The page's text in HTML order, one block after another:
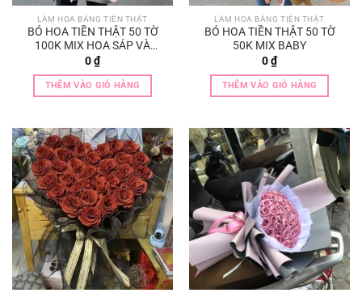
LÀM HOA BẰNG TIỀN THẬT
BÓ HOA TIỀN THẬT 50 TỜ
100K MIX HOA SÁP VÀ
BABY
0₫
THÊM VÀO GIỎ HÀNG
LÀM HOA BẰNG TIỀN THẬT
BÓ HOA TIỀN THẬT 50 TỜ
50K MIX BABY
0₫
THÊM VÀO GIỎ HÀNG